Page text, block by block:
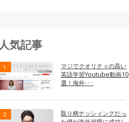
気記事
マジでクオリティの高い
英語学習Youtube動画10
選！海外･･･
取り柄ナッシィングだっ